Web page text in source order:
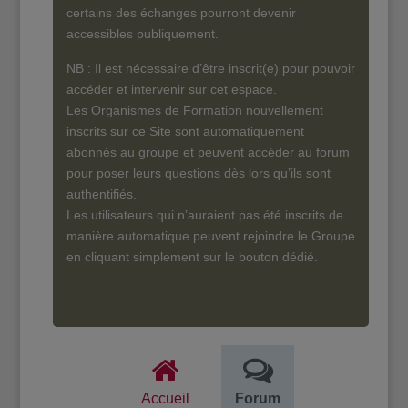
certains des échanges pourront devenir
accessibles publiquement.
NB : Il est nécessaire d’être inscrit(e) pour pouvoir
accéder et intervenir sur cet espace.
Les Organismes de Formation nouvellement
inscrits sur ce Site sont automatiquement
abonnés au groupe et peuvent accéder au forum
pour poser leurs questions dès lors qu’ils sont
authentifiés.
Les utilisateurs qui n’auraient pas été inscrits de
manière automatique peuvent rejoindre le Groupe
en cliquant simplement sur le bouton dédié.
Accueil Forum